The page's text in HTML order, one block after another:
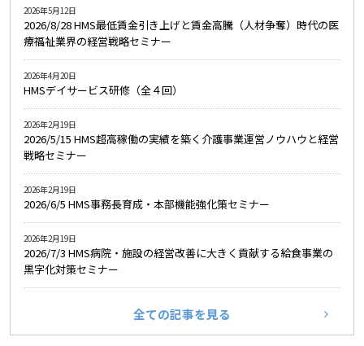
2026/8/28 HMS最低賃金引き上げと賃金高騰（人材争奪）時代の医
療福祉業界の経営戦略セミナー
2026年5月12日
HMSデイサービス研修（全４回）
2026年4月20日
2026/5/15 HMS超高稼働の実績を築く介護事業運営ノウハウと経営
戦略セミナー
2026年2月19日
2026/6/5 HMS事務長育成・本部機能強化策セミナー
2026年2月19日
2026/7/3 HMS病院・施設の経営改善に大きく貢献する給食事業の
黒字化対策セミナー
2026年2月19日
全ての記事を見る